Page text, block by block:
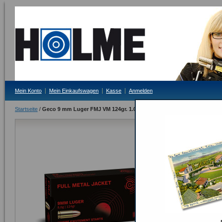
Mein Konto Mein Einkaufswagen Kasse Anmelden
Startseite / Geco 9 mm Luger FMJ VM 124gr. 1.000 Stück
Lieferzeit: 3 - 5
238,00 €
Inkl. 19% MwSt.